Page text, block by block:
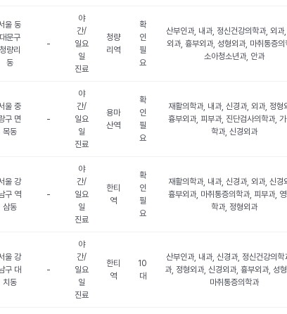
울 동
대문구
청량리
동
-
야
간/
일요
일
진료
청량
리역
확
인
필
요
산부인과, 내과, 정신건강의학과, 외과
외과, 흉부외과, 성형외과, 마취통증의
소아청소년과, 안과
울 중
구 면
목동
-
야
간/
일요
일
진료
용마
산역
확
인
필
요
재활의학과, 내과, 신경과, 외과, 정형
흉부외과, 피부과, 진단검사의학과,
학과, 신경외과
울 강
구 역
삼동
-
야
간/
일요
일
진료
한티
역
확
인
필
요
재활의학과, 내과, 신경과, 외과, 신경
흉부외과, 마취통증의학과, 피부과,
학과, 정형외과
울 강
구 대
치동
-
야
간/
일요
일
진료
한티
역
10
대
산부인과, 내과, 신경과, 정신건강의학
과, 정형외과, 신경외과, 흉부외과, 성
마취통증의학과